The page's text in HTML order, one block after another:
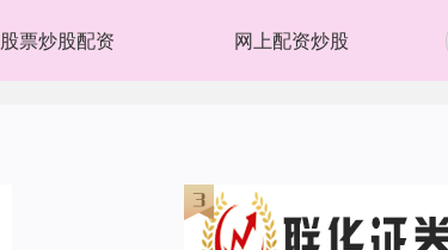
股票炒股配资 网上配资炒股